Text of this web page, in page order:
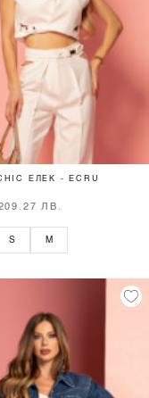
ЕЛЕК - ECRU
ЛВ.
S M